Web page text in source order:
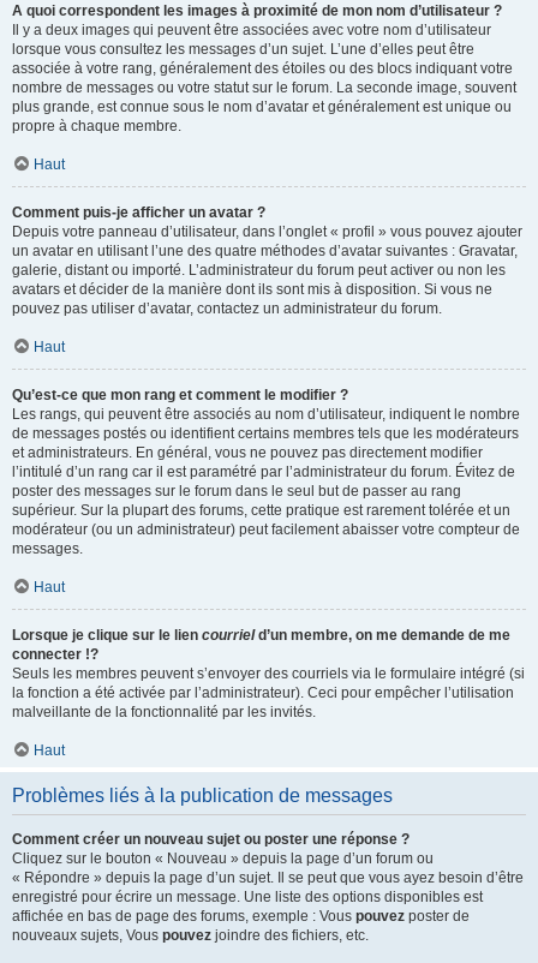
A quoi correspondent les images à proximité de mon nom d’utilisateur ?
Il y a deux images qui peuvent être associées avec votre nom d’utilisateur
lorsque vous consultez les messages d’un sujet. L’une d’elles peut être
associée à votre rang, généralement des étoiles ou des blocs indiquant votre
nombre de messages ou votre statut sur le forum. La seconde image, souvent
plus grande, est connue sous le nom d’avatar et généralement est unique ou
propre à chaque membre.
Haut
Comment puis-je afficher un avatar ?
Depuis votre panneau d’utilisateur, dans l’onglet « profil » vous pouvez ajouter
un avatar en utilisant l’une des quatre méthodes d’avatar suivantes : Gravatar,
galerie, distant ou importé. L’administrateur du forum peut activer ou non les
avatars et décider de la manière dont ils sont mis à disposition. Si vous ne
pouvez pas utiliser d’avatar, contactez un administrateur du forum.
Haut
Qu’est-ce que mon rang et comment le modifier ?
Les rangs, qui peuvent être associés au nom d’utilisateur, indiquent le nombre
de messages postés ou identifient certains membres tels que les modérateurs
et administrateurs. En général, vous ne pouvez pas directement modifier
l’intitulé d’un rang car il est paramétré par l’administrateur du forum. Évitez de
poster des messages sur le forum dans le seul but de passer au rang
supérieur. Sur la plupart des forums, cette pratique est rarement tolérée et un
modérateur (ou un administrateur) peut facilement abaisser votre compteur de
messages.
Haut
Lorsque je clique sur le lien courrield’un membre, on me demande de me
connecter !?
Seuls les membres peuvent s’envoyer des courriels via le formulaire intégré (si
la fonction a été activée par l’administrateur). Ceci pour empêcher l’utilisation
malveillante de la fonctionnalité par les invités.
Haut
Problèmes liés à la publication de messages
Comment créer un nouveau sujet ou poster une réponse ?
Cliquez sur le bouton « Nouveau » depuis la page d’un forum ou
« Répondre » depuis la page d’un sujet. Il se peut que vous ayez besoin d’être
enregistré pour écrire un message. Une liste des options disponibles est
affichée en bas de page des forums, exemple : Vous pouvez poster de
nouveaux sujets, Vous pouvez joindre des fichiers, etc.